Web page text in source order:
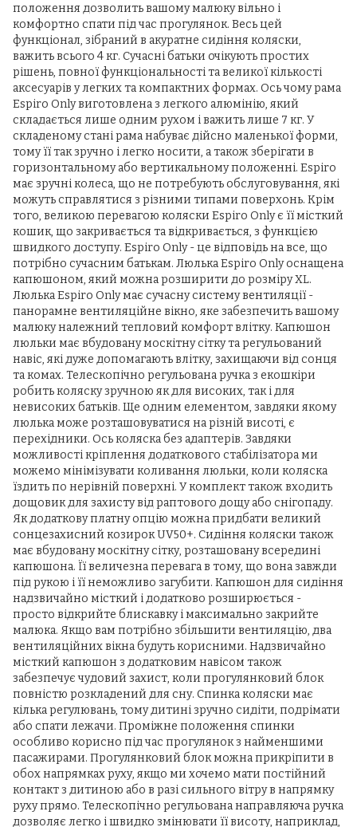
положення дозволить вашому малюку вільно і
комфортно спати під час прогулянок. Весь цей
функціонал, зібраний в акуратне сидіння коляски,
важить всього 4 кг. Сучасні батьки очікують простих
рішень, повної функціональності та великої кількості
аксесуарів у легких та компактних формах. Ось чому рама
Espiro Only виготовлена ​​з легкого алюмінію, який
складається лише одним рухом і важить лише 7 кг. У
складеному стані рама набуває дійсно маленької форми,
тому її так зручно і легко носити, а також зберігати в
горизонтальному або вертикальному положенні. Espiro
має зручні колеса, що не потребують обслуговування, які
можуть справлятися з різними типами поверхонь. Крім
того, великою перевагою коляски Espiro Only є її місткий
кошик, що закривається та відкривається, з функцією
швидкого доступу. Espiro Only - це відповідь на все, що
потрібно сучасним батькам. Люлька Espiro Only оснащена
капюшоном, який можна розширити до розміру XL.
Люлька Espiro Only має сучасну систему вентиляції -
панорамне вентиляційне вікно, яке забезпечить вашому
малюку належний тепловий комфорт влітку. Капюшон
люльки має вбудовану москітну сітку та регульований
навіс, які дуже допомагають влітку, захищаючи від сонця
та комах. Телескопічно регульована ручка з екошкіри
робить коляску зручною як для високих, так і для
невисоких батьків. Ще одним елементом, завдяки якому
люлька може розташовуватися на різній висоті, є
перехідники. Ось коляска без адаптерів. Завдяки
можливості кріплення додаткового стабілізатора ми
можемо мінімізувати коливання люльки, коли коляска
їздить по нерівній поверхні. У комплект також входить
дощовик для захисту від раптового дощу або снігопаду.
Як додаткову платну опцію можна придбати великий
сонцезахисний козирок UV50+. Сидіння коляски також
має вбудовану москітну сітку, розташовану всередині
капюшона. Її величезна перевага в тому, що вона завжди
під рукою і її неможливо загубити. Капюшон для сидіння
надзвичайно місткий і додатково розширюється -
просто відкрийте блискавку і максимально закрийте
малюка. Якщо вам потрібно збільшити вентиляцію, два
вентиляційних вікна будуть корисними. Надзвичайно
місткий капюшон з додатковим навісом також
забезпечує чудовий захист, коли прогулянковий блок
повністю розкладений для сну. Спинка коляски має
кілька регулювань, тому дитині зручно сидіти, подрімати
або спати лежачи. Проміжне положення спинки
особливо корисно під час прогулянок з найменшими
пасажирами. Прогулянковий блок можна прикріпити в
обох напрямках руху, якщо ми хочемо мати постійний
контакт з дитиною або в разі сильного вітру в напрямку
руху прямо. Телескопічно регульована направляюча ручка
дозволяє легко і швидко змінювати її висоту, наприклад,